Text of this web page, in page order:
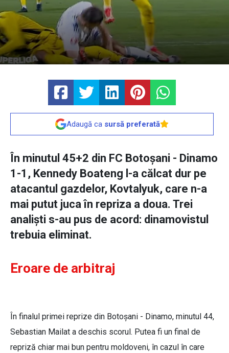
Adaugă ca sursă preferată
În minutul 45+2 din FC Botoșani - Dinamo
1-1, Kennedy Boateng l-a călcat dur pe
atacantul gazdelor, Kovtalyuk, care n-a
mai putut juca în repriza a doua. Trei
analiști s-au pus de acord: dinamovistul
trebuia eliminat.
Eroare de arbitraj
În finalul primei reprize din Botoșani - Dinamo, minutul 44,
Sebastian Mailat a deschis scorul. Putea fi un final de
repriză chiar mai bun pentru moldoveni, în cazul în care